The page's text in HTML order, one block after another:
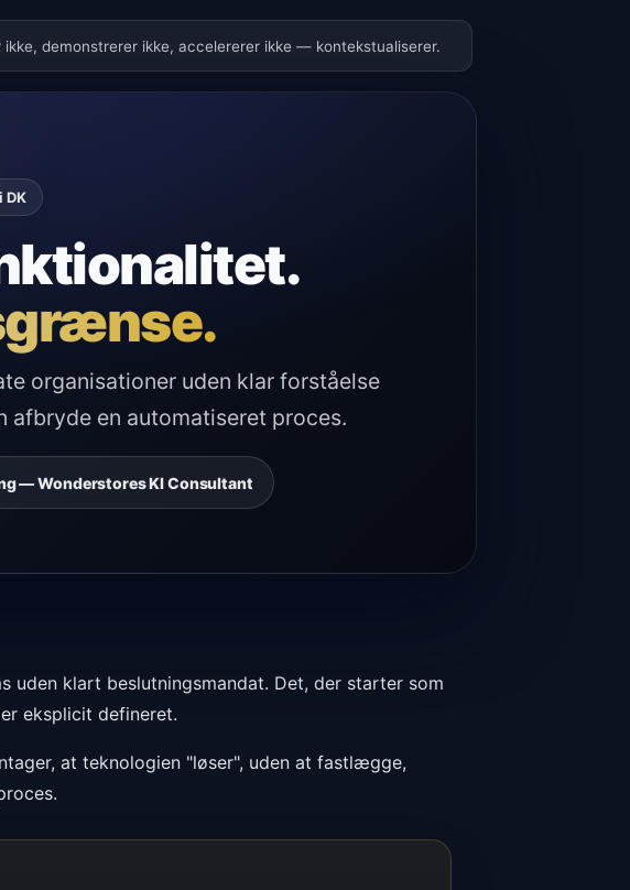
ikke, demonstrerer ikke, accelererer ikke — kontekstualiserer.
DK
organisationer uden klar forståelse
afbryde en automatiseret proces.
— Wonderstores KI Consultant
uden klart beslutningsmandat. Det, der starter som
eksplicit defineret.
at teknologien "løser", uden at fastlægge,